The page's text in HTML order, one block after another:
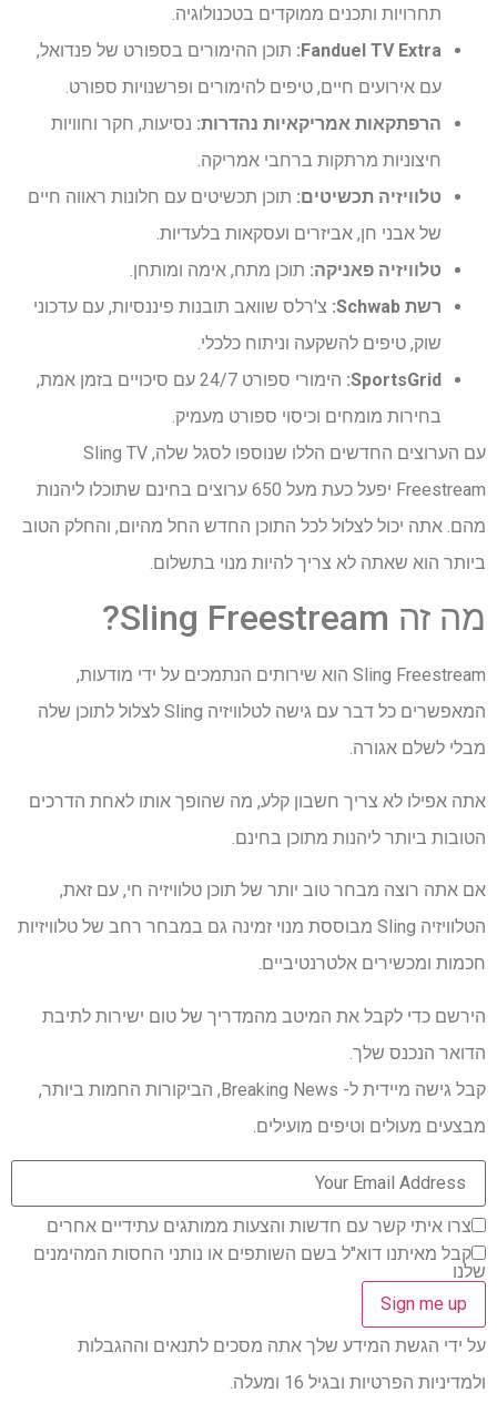
תחרויות ותכנים ממוקדים בטכנולוגיה.
Fanduel TV Extra: תוכן ההימורים בספורט של פנדואל,
עם אירועים חיים, טיפים להימורים ופרשנויות ספורט.
הרפתקאות אמריקאיות נהדרות: נסיעות, חקר וחוויות
חיצוניות מרתקות ברחבי אמריקה.
טלוויזיה תכשיטים: תוכן תכשיטים עם חלונות ראווה חיים
של אבני חן, אביזרים ועסקאות בלעדיות.
טלוויזיה פאניקה: תוכן מתח, אימה ומותחן.
רשת Schwab:
צ'רלס שוואב תובנות פיננסיות, עם עדכוני
שוק, טיפים להשקעה וניתוח כלכלי.
SportsGrid:
הימורי ספורט 24/7 עם סיכויים בזמן אמת,
בחירות מומחים וכיסוי ספורט מעמיק.
עם הערוצים החדשים הללו שנוספו לסגל שלה, Sling TV
Freestream יפעל כעת מעל 650 ערוצים בחינם שתוכלו ליהנות
מהם. אתה יכול לצלול לכל התוכן החדש החל מהיום, והחלק הטוב
ביותר הוא שאתה לא צריך להיות מנוי בתשלום.
מה זה Sling Freestream?
Sling Freestream הוא שירותים הנתמכים על ידי מודעות,
המאפשרים כל דבר עם גישה לטלוויזיה Sling לצלול לתוכן שלה
מבלי לשלם אגורה.
אתה אפילו לא צריך חשבון קלע, מה שהופך אותו לאחת הדרכים
הטובות ביותר ליהנות מתוכן בחינם.
אם אתה רוצה מבחר טוב יותר של תוכן טלוויזיה חי, עם זאת,
הטלוויזיה Sling מבוססת מנוי זמינה גם במבחר רחב של טלוויזיות
חכמות ומכשירים אלטרנטיביים.
הירשם כדי לקבל את המיטב מהמדריך של טום ישירות לתיבת
הדואר הנכנס שלך.
קבל גישה מיידית ל- Breaking News, הביקורות החמות ביותר,
מבצעים מעולים וטיפים מועילים.
צרו איתי קשר עם חדשות והצעות ממותגים עתידיים אחרים
קבל מאיתנו דוא"ל בשם השותפים או נותני החסות המהימנים
שלנו
על ידי הגשת המידע שלך אתה מסכים לתנאים וההגבלות
ולמדיניות הפרטיות ובגיל 16 ומעלה.